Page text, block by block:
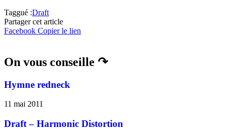
Taggué :Draft
Partager cet article
Facebook Copier le lien
On vous conseille ↷
Hymne redneck
11 mai 2011
Draft – Harmonic Distortion